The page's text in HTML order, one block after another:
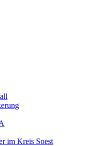
im Kreis Soest